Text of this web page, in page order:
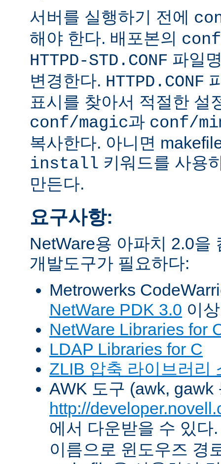
서버를 실행하기 전에
해야 한다. 배포본의 conf
HTTPD-STD.CONF 파일
변경한다. HTTPD.CONF
표시를 찾아서 적절한 설
conf/magic과 conf/
복사한다. 아니면
install 키워드를 사용
만든다.
요구사항:
NetWare용 아파치 2.0을
개발도구가 필요하다:
Metrowerks
NetWare PDK 3.0 이
NetWare Libraries for
LDAP Libraries for C
ZLIB 압축 라이브러리
AWK 도구 (awk, gawk
http://
에서 다운받을 수 있
이름으로 윈도우즈 경